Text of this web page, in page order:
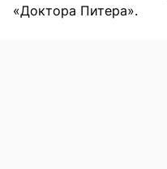
«Доктора Питера».